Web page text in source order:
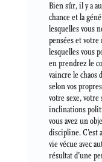
Bien sûr, il y a
chance et la
lesquelles vous
pensées et
lesquelles vous
en prendrez le
vaincre le chaos
selon vos
votre sexe, votre
inclinations
vous avez un
discipline. C’est
vie vécue avec
résultat d’une